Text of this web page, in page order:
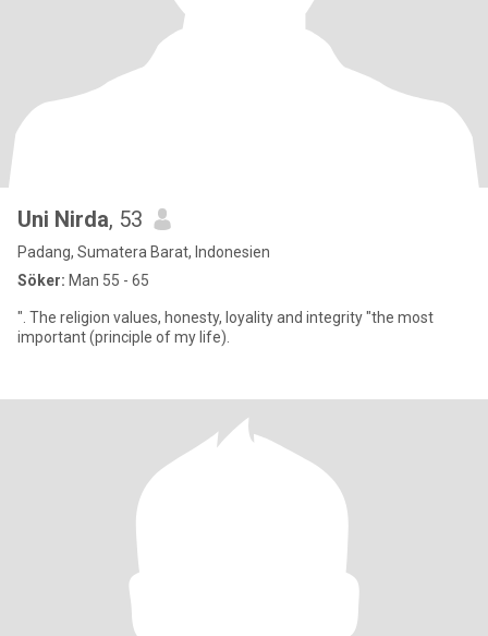
Uni Nirda, 53
Padang, Sumatera Barat, Indonesien
Söker: Man 55 - 65
". The religion values, honesty, loyality and integrity "the most
important (principle of my life).